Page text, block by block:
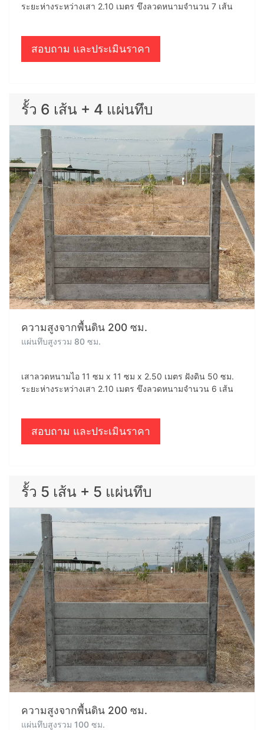
ระยะห่างระหว่างเสา 2.10 เมตร ขึงลวดหนามจำนวน 7 เส้น
สอบถาม และประเมินราคา
รั้ว 6 เส้น + 4 แผ่นทึบ
ความสูงจากพื้นดิน 200 ซม.
แผ่นทึบสูงรวม 80 ซม.
เสาลวดหนามไอ 11 ซม x 11 ซม x 2.50 เมตร ฝังดิน 50 ซม.
ระยะห่างระหว่างเสา 2.10 เมตร ขึงลวดหนามจำนวน 6 เส้น
สอบถาม และประเมินราคา
รั้ว 5 เส้น + 5 แผ่นทึบ
ความสูงจากพื้นดิน 200 ซม.
แผ่นทึบสูงรวม 100 ซม.